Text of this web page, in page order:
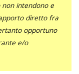
intendono e
diretto fra
opportuno
e/o